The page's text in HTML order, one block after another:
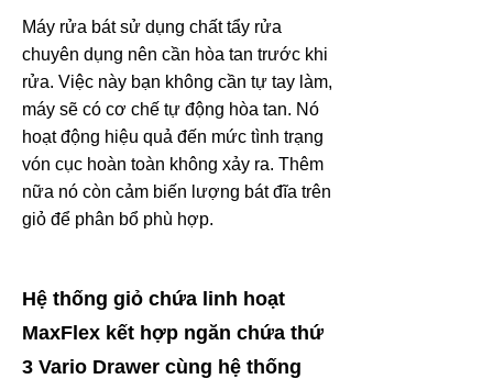
Máy rửa bát sử dụng chất tẩy rửa
chuyên dụng nên cần hòa tan trước khi
rửa. Việc này bạn không cần tự tay làm,
máy sẽ có cơ chế tự động hòa tan. Nó
hoạt động hiệu quả đến mức tình trạng
vón cục hoàn toàn không xảy ra. Thêm
nữa nó còn cảm biến lượng bát đĩa trên
giỏ để phân bổ phù hợp.
Hệ thống giỏ chứa linh hoạt
MaxFlex kết hợp ngăn chứa thứ
3 Vario Drawer cùng hệ thống